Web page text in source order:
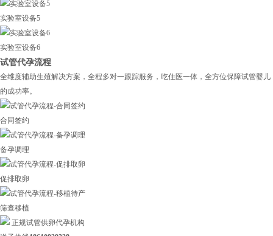
实验室设备5
实验室设备6
试管代孕流程
全维度辅助生殖解决方案，全程多对一跟踪服务，吃住医一体，全方位保障试管婴儿
的成功率。
合同签约
备孕调理
促排取卵
筛查移植
正规试管供卵代孕机构